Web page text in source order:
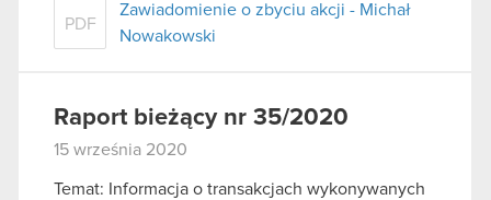
PDF
Zawiadomienie o zbyciu akcji - Michał
Nowakowski
Raport bieżący nr 35/2020
15 września 2020
Temat: Informacja o transakcjach wykonywanych